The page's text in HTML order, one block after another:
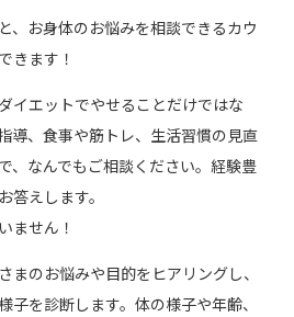
、お身体のお悩みを相談できるカウ
きます！
イエットでやせることだけではな
導、食事や筋トレ、生活習慣の見直
、なんでもご相談ください。経験豊
答えします。
ません！
まのお悩みや目的をヒアリングし、
子を診断します。体の様子や年齢、